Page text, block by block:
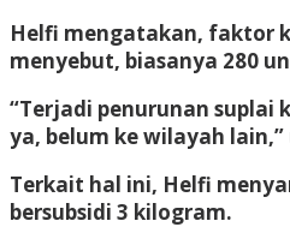
Helfi mengatakan, faktor
menyebut, biasanya 280
“Terjadi penurunan suplai
ya, belum ke wilayah
Terkait hal ini, Helfi
bersubsidi 3 kilogram.